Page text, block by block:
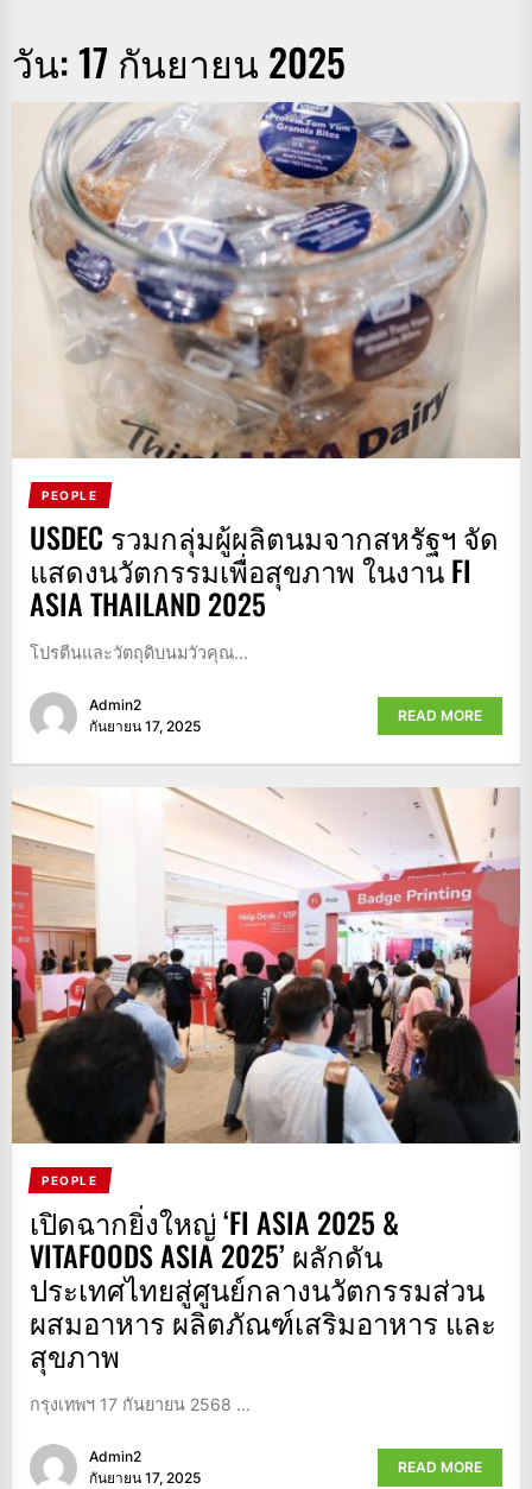
วัน:17 กันยายน 2025
PEOPLE
USDEC รวมกลุ่มผู้ผลิตนมจากสหรัฐฯ จัด
แสดงนวัตกรรมเพื่อสุขภาพ ในงาน FI
ASIA THAILAND 2025
โปรตีนและวัตถุดิบนมวัวคุณ...
Admin2
กันยายน 17, 2025
READ MORE
PEOPLE
เปิดฉากยิ่งใหญ่ ‘FI ASIA 2025 &
VITAFOODS ASIA 2025’ ผลักดัน
ประเทศไทยสู่ศูนย์กลางนวัตกรรมส่วน
ผสมอาหาร ผลิตภัณฑ์เสริมอาหาร และ
สุขภาพ
กรุงเทพฯ 17 กันยายน 2568 ...
Admin2
กันยายน 17, 2025
READ MORE